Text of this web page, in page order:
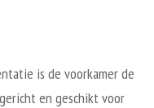
is de voorkamer de
en geschikt voor